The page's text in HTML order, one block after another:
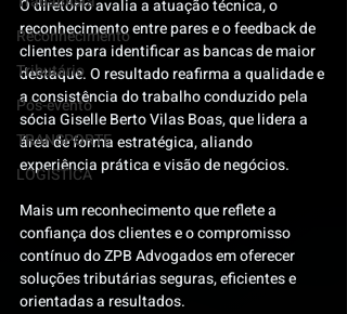
Reconhecimento
Tributário
Pós-evento
TRANSPORTE
LOGISTICA
O diretório avalia a atuação técnica, o
reconhecimento entre pares e o feedback de
clientes para identificar as bancas de maior
destaque. O resultado reafirma a qualidade e
a consistência do trabalho conduzido pela
sócia Giselle Berto Vilas Boas, que lidera a
área de forma estratégica, aliando
experiência prática e visão de negócios.
Mais um reconhecimento que reflete a
confiança dos clientes e o compromisso
contínuo do ZPB Advogados em oferecer
soluções tributárias seguras, eficientes e
orientadas a resultados.